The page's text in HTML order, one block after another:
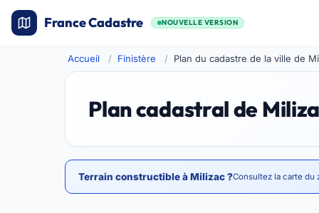
France Cadastre NOUVELLE VERSION
Accueil Finistère Plan du cadastre de la ville de
Plan cadastral de
Terrain constructible à Milizac ?Consultez la carte du